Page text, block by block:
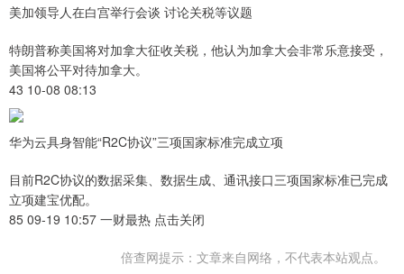
美加领导人在白宫举行会谈 讨论关税等议题
特朗普称美国将对加拿大征收关税，他认为加拿大会非常乐意接受，
美国将公平对待加拿大。
43 10-08 08:13
华为云具身智能“R2C协议”三项国家标准完成立项
目前R2C协议的数据采集、数据生成、通讯接口三项国家标准已完成
立项建宝优配。
85 09-19 10:57 一财最热 点击关闭
倍查网提示：文章来自网络，不代表本站观点。